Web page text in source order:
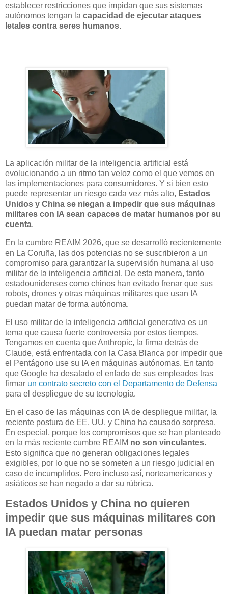
establecer restricciones que impidan que sus sistemas
autónomos tengan la capacidad de ejecutar ataques
letales contra seres humanos.
La aplicación militar de la inteligencia artificial está
evolucionando a un ritmo tan veloz como el que vemos en
las implementaciones para consumidores. Y si bien esto
puede representar un riesgo cada vez más alto, Estados
Unidos y China se niegan a impedir que sus máquinas
militares con IA sean capaces de matar humanos por su
cuenta.
En la cumbre REAIM 2026, que se desarrolló recientemente
en La Coruña, las dos potencias no se suscribieron a un
compromiso para garantizar la supervisión humana al uso
militar de la inteligencia artificial. De esta manera, tanto
estadounidenses como chinos han evitado frenar que sus
robots, drones y otras máquinas militares que usan IA
puedan matar de forma autónoma.
El uso militar de la inteligencia artificial generativa es un
tema que causa fuerte controversia por estos tiempos.
Tengamos en cuenta que Anthropic, la firma detrás de
Claude, está enfrentada con la Casa Blanca por impedir que
el Pentágono use su IA en máquinas autónomas. En tanto
que Google ha desatado el enfado de sus empleados tras
firmar un contrato secreto con el Departamento de Defensa
para el despliegue de su tecnología.
En el caso de las máquinas con IA de despliegue militar, la
reciente postura de EE. UU. y China ha causado sorpresa.
En especial, porque los compromisos que se han planteado
en la más reciente cumbre REAIM no son vinculantes.
Esto significa que no generan obligaciones legales
exigibles, por lo que no se someten a un riesgo judicial en
caso de incumplirlos. Pero incluso así, norteamericanos y
asiáticos se han negado a dar su rúbrica.
Estados Unidos y China no quieren
impedir que sus máquinas militares con
IA puedan matar personas